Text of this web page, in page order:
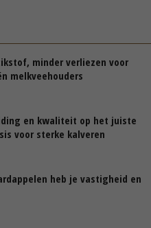
minder verliezen voor
melkveehouders
en kwaliteit op het juiste
voor sterke kalveren
heb je vastigheid en